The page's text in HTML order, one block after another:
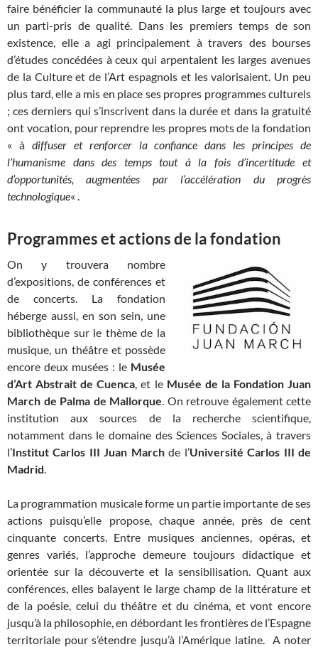
faire bénéficier la communauté la plus large et toujours avec
un parti-pris de qualité. Dans les premiers temps de son
existence, elle a agi principalement à travers des bourses
d’études concédées à ceux qui arpentaient les larges avenues
de la Culture et de l’Art espagnols et les valorisaient. Un peu
plus tard, elle a mis en place ses propres programmes culturels
; ces derniers qui s’inscrivent dans la durée et dans la gratuité
ont vocation, pour reprendre les propres mots de la fondation
« àdiffuser et renforcer la confiance dans les principes de
l’humanisme dans des temps tout à la fois d’incertitude et
d’opportunités, augmentées par l’accélération du progrès
technologique« .
Programmes et actions de la fondation
On y trouvera nombre
d’expositions, de conférences et
de concerts. La fondation
héberge aussi, en son sein, une
bibliothèque sur le thème de la
musique, un théâtre et possède
encore deux musées : le Musée
d’Art Abstrait de Cuenca, et le Musée de la Fondation Juan
March de Palma de Mallorque. On retrouve également cette
institution aux sources de la recherche scientifique,
notamment dans le domaine des Sciences Sociales, à travers
l’Institut Carlos III Juan Marchde l’Université Carlos III de
Madrid.
La programmation musicale forme un partie importante de ses
actions puisqu’elle propose, chaque année, près de cent
cinquante concerts. Entre musiques anciennes, opéras, et
genres variés, l’approche demeure toujours didactique et
orientée sur la découverte et la sensibilisation. Quant aux
conférences, elles balayent le large champ de la littérature et
de la poésie, celui du théâtre et du cinéma, et vont encore
jusqu’à la philosophie, en débordant les frontières de l’Espagne
territoriale pour s’étendre jusqu’à l’Amérique latine. A noter